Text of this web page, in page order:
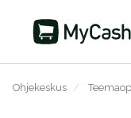
Ohjekeskus /